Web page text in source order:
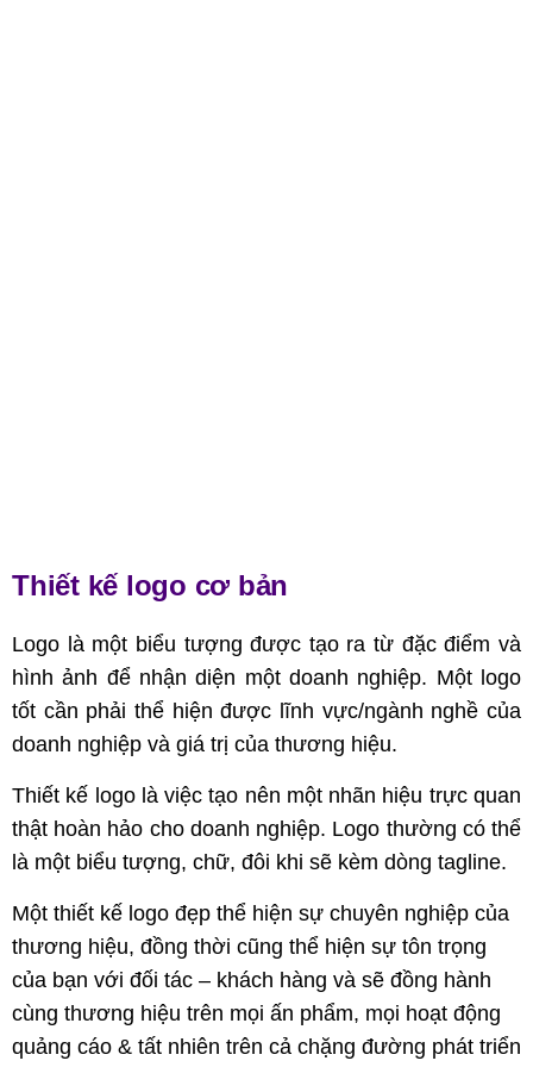
Trang chủ
Thiết kế logo cơ bản
Logo là một biểu tượng được tạo ra từ đặc điểm và
hình ảnh để nhận diện một doanh nghiệp. Một logo
tốt cần phải thể hiện được lĩnh vực/ngành nghề của
doanh nghiệp và giá trị của thương hiệu.
Thiết kế logo là việc tạo nên một nhãn hiệu trực quan
thật hoàn hảo cho doanh nghiệp. Logo thường có thể
là một biểu tượng, chữ, đôi khi sẽ kèm dòng tagline.
Một thiết kế logo đẹp thể hiện sự chuyên nghiệp của
thương hiệu, đồng thời cũng thể hiện sự tôn trọng
của bạn với đối tác – khách hàng và sẽ đồng hành
cùng thương hiệu trên mọi ấn phẩm, mọi hoạt động
quảng cáo & tất nhiên trên cả chặng đường phát triển